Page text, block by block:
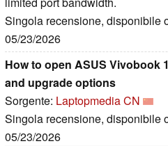
Singola recensione, disponibile
05/23/2026
How to open ASUS Vivobook
and upgrade options
Sorgente: Laptopmedia CN
Singola recensione, disponibile
05/23/2026